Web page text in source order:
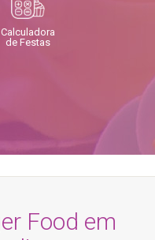
Calculadora
de Festas
Food em